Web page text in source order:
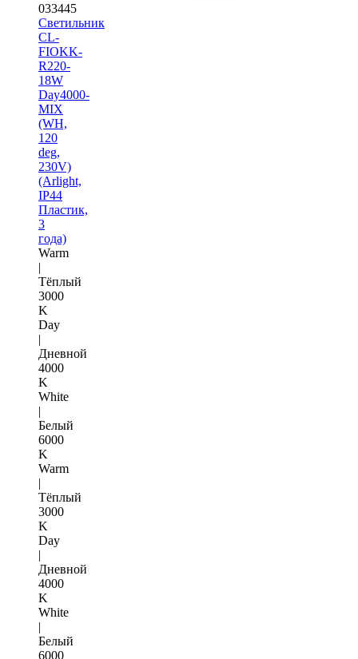
033445
Светильник
CL-
FIOKK-
R220-
18W
Day4000-
MIX
(WH,
120
deg,
230V)
(Arlight,
IP44
Пластик,
3
года)
Warm
|
Тёплый
3000
K
Day
|
Дневной
4000
K
White
|
Белый
6000
K
Warm
|
Тёплый
3000
K
Day
|
Дневной
4000
K
White
|
Белый
6000